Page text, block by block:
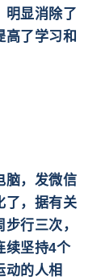
明显消除了
高了学习和
，发微信
了，据有关
行三次，
续坚持4个
动的人相